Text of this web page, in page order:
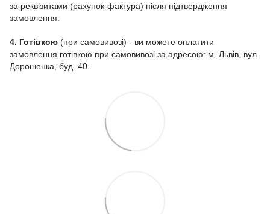
за реквізитами (рахунок-фактура) після підтвердження
замовлення.
4. Готівкою (при самовивозі) - ви можете оплатити
замовлення готівкою при самовивозі за адресою: м. Львів, вул.
Дорошенка, буд. 40.